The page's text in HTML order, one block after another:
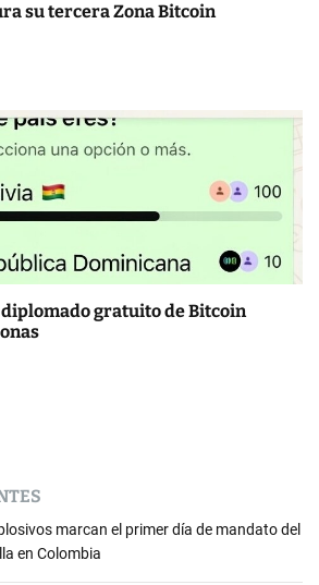
su tercera Zona Bitcoin
gratuito de Bitcoin
marcan el primer día de mandato del
en Colombia